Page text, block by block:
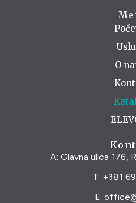
O
A: Glavna ulica 176,
T: +381
E: